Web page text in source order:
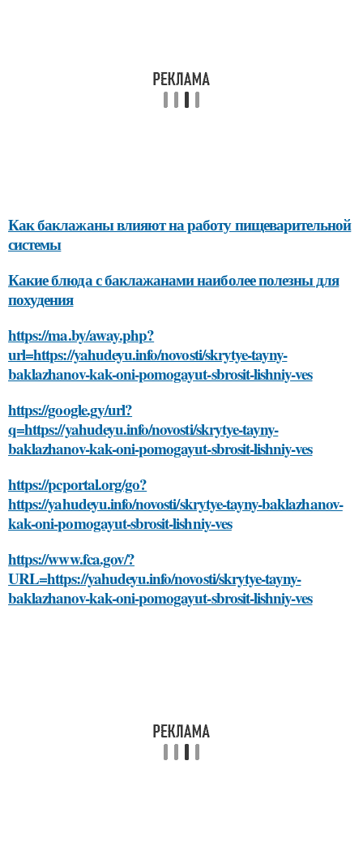
Как баклажаны влияют на работу пищеварительной
системы
Какие блюда с баклажанами наиболее полезны для
похудения
https://ma.by/away.php?
url=https://yahudeyu.info/novosti/skrytye-tayny-
baklazhanov-kak-oni-pomogayut-sbrosit-lishniy-ves
https://google.gy/url?
q=https://yahudeyu.info/novosti/skrytye-tayny-
baklazhanov-kak-oni-pomogayut-sbrosit-lishniy-ves
https://pcportal.org/go?
https://yahudeyu.info/novosti/skrytye-tayny-baklazhanov-
kak-oni-pomogayut-sbrosit-lishniy-ves
https://www.fca.gov/?
URL=https://yahudeyu.info/novosti/skrytye-tayny-
baklazhanov-kak-oni-pomogayut-sbrosit-lishniy-ves